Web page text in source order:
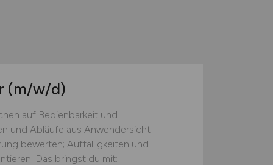
(m/w/d)
auf Bedienbarkeit und
und Abläufe aus Anwendersicht
bewerten; Auffälligkeiten und
Das bringst du mit: